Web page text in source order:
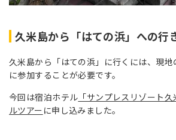
久米島から「はての浜」への行
久米島から「はての浜」に行くには、現
に参加することが必要です。
今回は宿泊ホテル 「サンプレスリゾート
ルツアー に申し込みました。